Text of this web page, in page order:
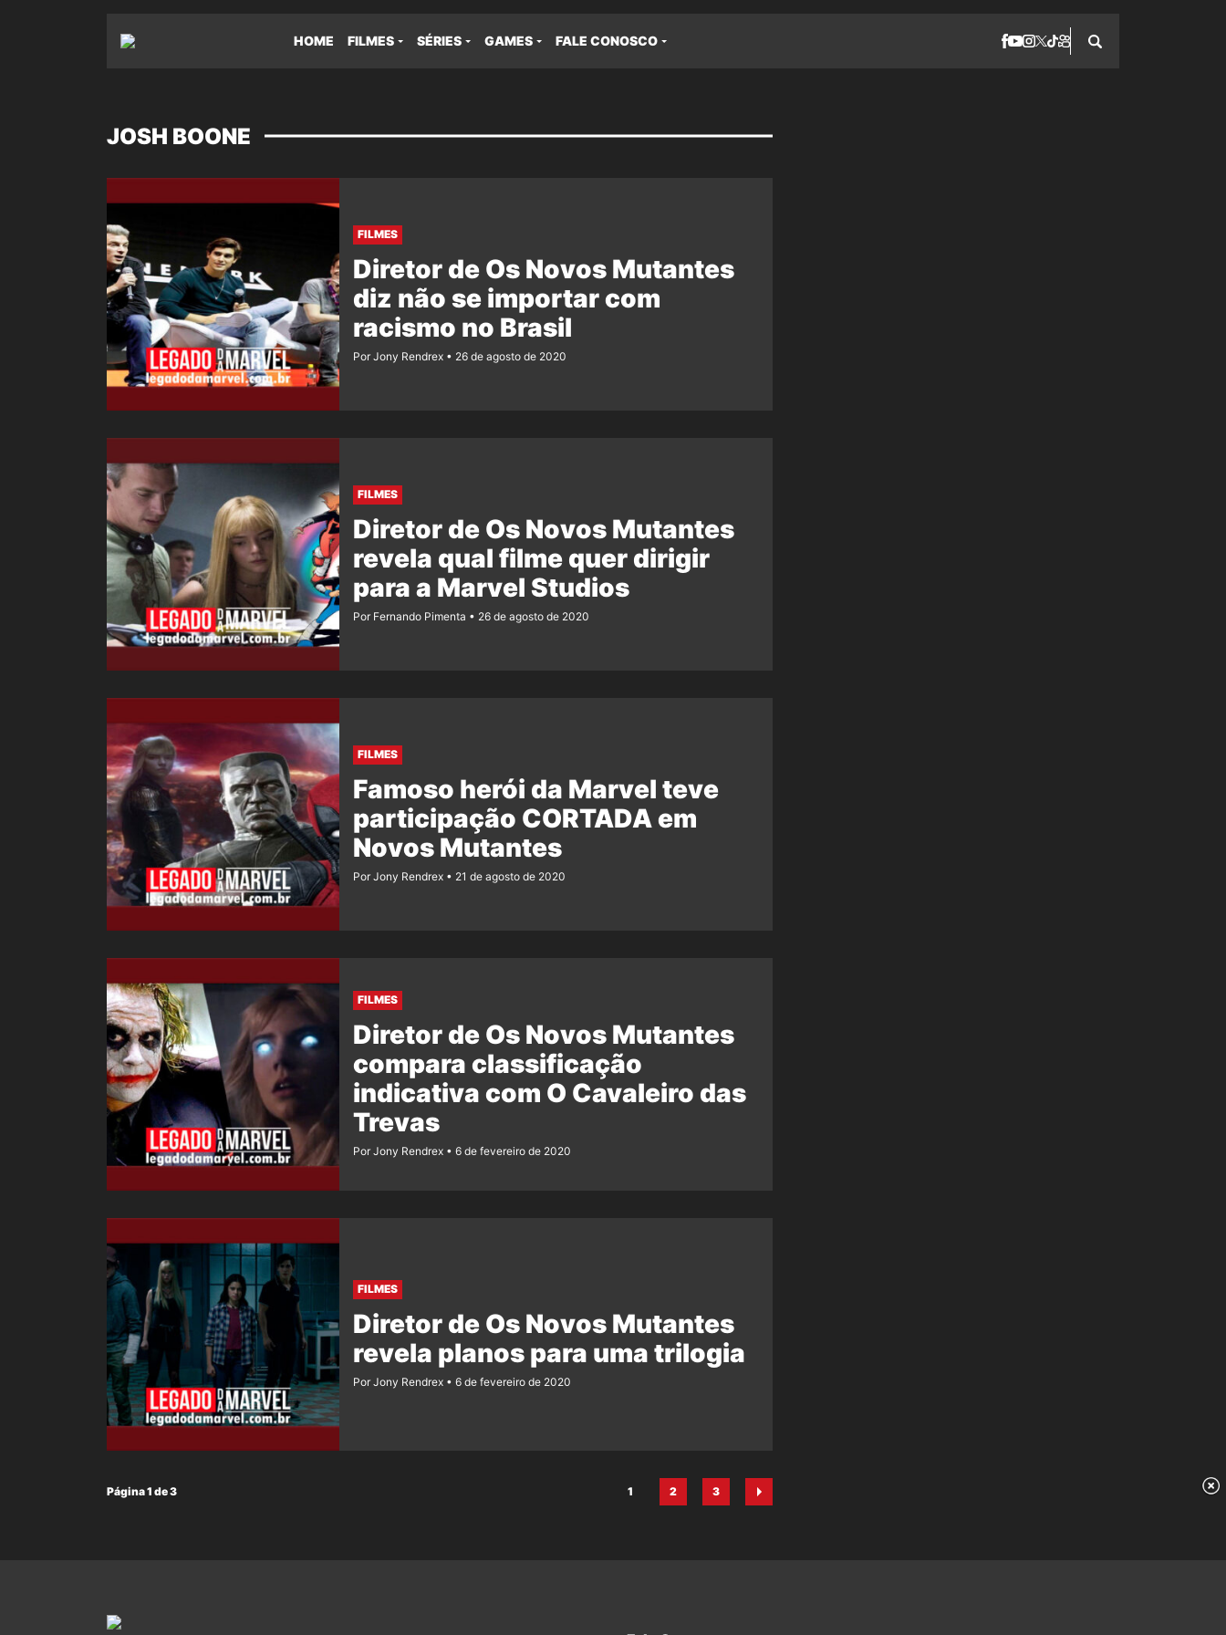
HOME FILMES SÉRIES GAMES FALE CONOSCO
JOSH BOONE
FILMES
Diretor de Os Novos Mutantes
diz não se importar com
racismo no Brasil
Por Jony Rendrex 26 de agosto de 2020
FILMES
Diretor de Os Novos Mutantes
revela qual filme quer dirigir
para a Marvel Studios
Por Fernando Pimenta 26 de agosto de 2020
FILMES
Famoso herói da Marvel teve
participação CORTADA em
Novos Mutantes
Por Jony Rendrex 21 de agosto de 2020
FILMES
Diretor de Os Novos Mutantes
compara classificação
indicativa com O Cavaleiro das
Trevas
Por Jony Rendrex 6 de fevereiro de 2020
FILMES
Diretor de Os Novos Mutantes
revela planos para uma trilogia
Por Jony Rendrex 6 de fevereiro de 2020
Página 1 de 3
Página
1
Página
2
Página
3